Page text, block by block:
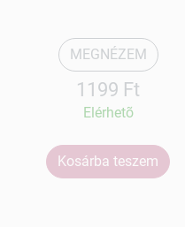
MEGNÉZEM
1199 Ft
Elérhetõ
Kosárba teszem